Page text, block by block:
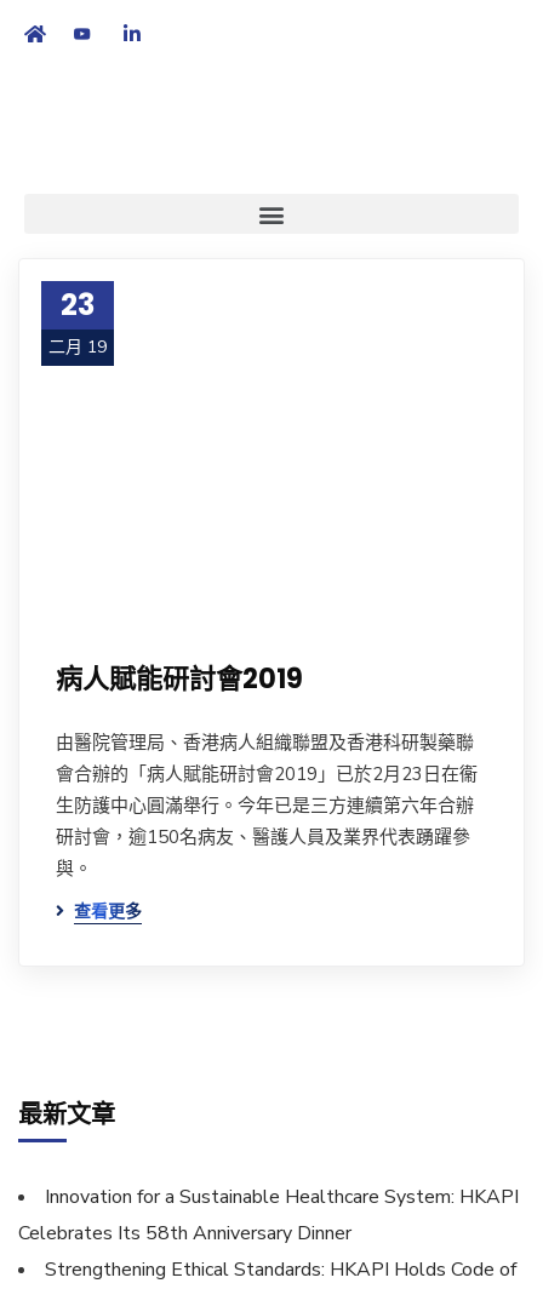
23
二月 19
病人賦能研討會2019
由醫院管理局、香港病人組織聯盟及香港科研製藥聯
會合辦的「病人賦能研討會2019」已於2月23日在衞
生防護中心圓滿舉行。今年已是三方連續第六年合辦
研討會，逾150名病友、醫護人員及業界代表踴躍參
與。
查看更多
最新文章
Innovation for a Sustainable Healthcare System: HKAPI
Celebrates Its 58th Anniversary Dinner
Strengthening Ethical Standards: HKAPI Holds Code of